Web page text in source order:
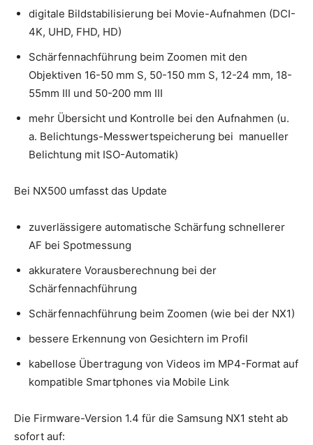
digitale Bildstabilisierung bei Movie-Aufnahmen (DCI-
4K, UHD, FHD, HD)
Schärfennachführung beim Zoomen mit den
Objektiven 16-50 mm S, 50-150 mm S, 12-24 mm, 18-
55mm III und 50-200 mm III
mehr Übersicht und Kontrolle bei den Aufnahmen (u.
a. Belichtungs-Messwertspeicherung bei manueller
Belichtung mit ISO-Automatik)
Bei NX500 umfasst das Update
zuverlässigere automatische Schärfung schnellerer
AF bei Spotmessung
akkuratere Vorausberechnung bei der
Schärfennachführung
Schärfennachführung beim Zoomen (wie bei der NX1)
bessere Erkennung von Gesichtern im Profil
kabellose Übertragung von Videos im MP4-Format auf
kompatible Smartphones via Mobile Link
Die Firmware-Version 1.4 für die Samsung NX1 steht ab
sofort auf: